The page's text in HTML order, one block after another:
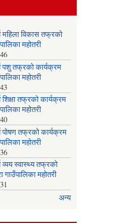
विकास तफ्रको
महोतरी
तफ्रको कार्यक्रम
महोतरी
तफ्रको कार्यक्रम
महोतरी
तफ्रको कार्यक्रम
महोतरी
स्वास्थ्य तफ्रको
गाउँपालिका महोतरी
अन्य